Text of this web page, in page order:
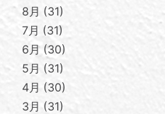
8月
31
7月
31
6月 30
5月
31
4月
30
3月
31